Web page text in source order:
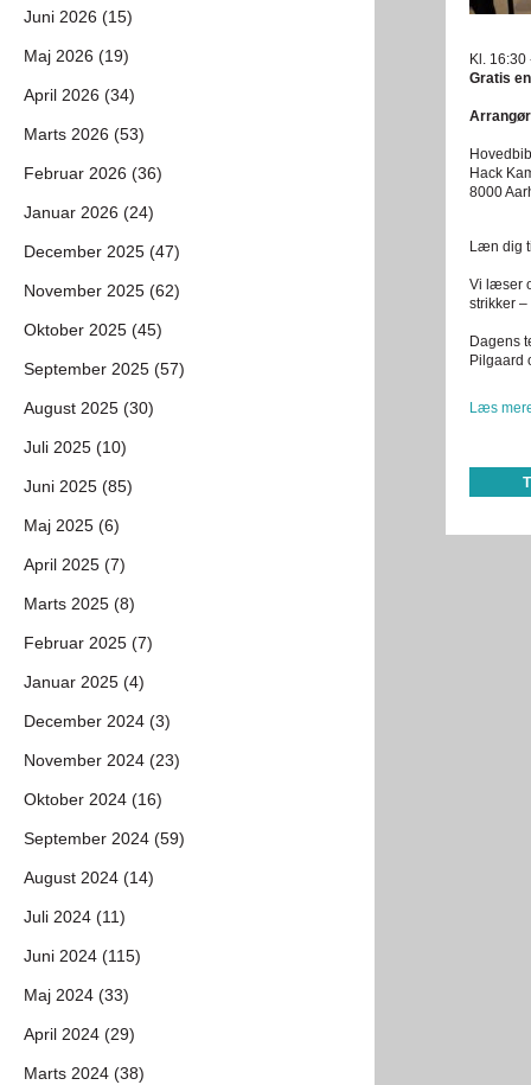
Kl. 16:30
Gratis
Hack
8000
Læn dig
Vi læser
strikker
Dagens
Pilgaard
Læs
Juni 2026 (15)
Maj 2026 (19)
April 2026 (34)
Marts 2026 (53)
Februar 2026 (36)
Januar 2026 (24)
December 2025 (47)
November 2025 (62)
Oktober 2025 (45)
September 2025 (57)
August 2025 (30)
Juli 2025 (10)
Juni 2025 (85)
Maj 2025 (6)
April 2025 (7)
Marts 2025 (8)
Februar 2025 (7)
Januar 2025 (4)
December 2024 (3)
November 2024 (23)
Oktober 2024 (16)
September 2024 (59)
August 2024 (14)
Juli 2024 (11)
Juni 2024 (115)
Maj 2024 (33)
April 2024 (29)
Marts 2024 (38)